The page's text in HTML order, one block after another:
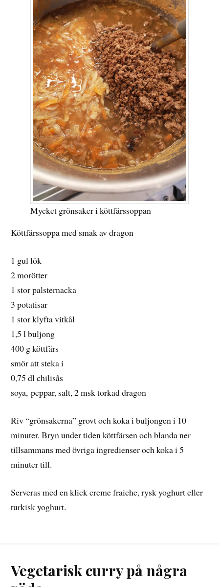
Mycket grönsaker i köttfärssoppan
Köttfärssoppa med smak av dragon
1 gul lök
2 morötter
1 stor palsternacka
3 potatisar
1 stor klyfta vitkål
1,5 l buljong
400 g köttfärs
smör att steka i
0,75 dl chilisås
soya, peppar, salt, 2 msk torkad dragon
Riv “grönsakerna” grovt och koka i buljongen i 10
minuter. Bryn under tiden köttfärsen och blanda ner
tillsammans med övriga ingredienser och koka i 5
minuter till.
Serveras med en klick creme fraiche, rysk yoghurt eller
turkisk yoghurt.
Vegetarisk curry på några